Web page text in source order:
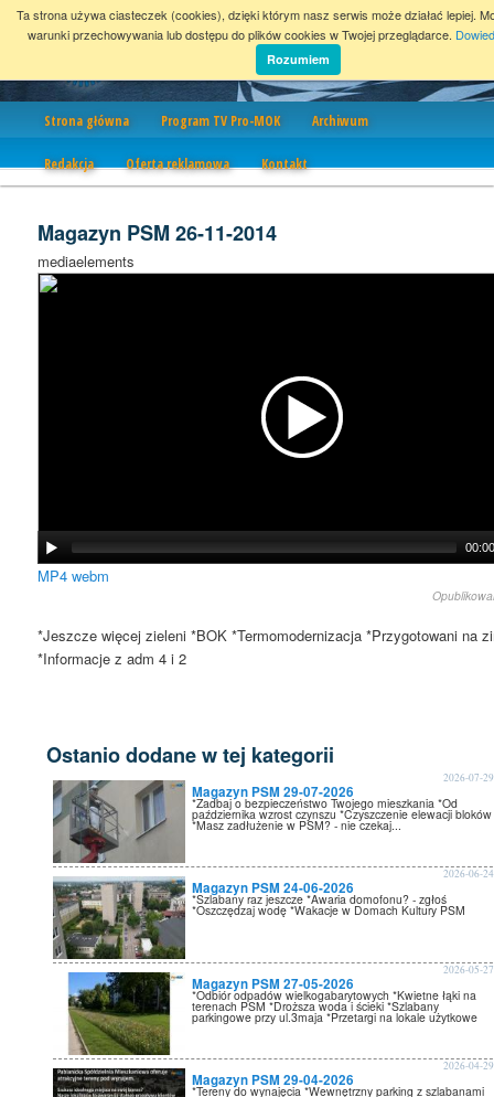
Strona główna Program TV Pro-MOK Archiwum
Redakcja Oferta reklamowa Kontakt
Magazyn PSM 26-11-2014
mediaelements
MP4 webm
*Jeszcze więcej zieleni *BOK *Termomodernizacja *Przygotowani na
*Informacje z adm 4 i 2
Ostanio dodane w tej kategorii
Magazyn PSM 29-07-2026
2026-07-29
*Zadbaj o bezpieczeństwo Twojego mieszkania *Od
października wzrost czynszu *Czyszczenie elewacji bloków
*Masz zadłużenie w PSM? - nie czekaj...
Magazyn PSM 24-06-2026
2026-06-24
*Szlabany raz jeszcze *Awaria domofonu? - zgłoś
*Oszczędzaj wodę *Wakacje w Domach Kultury PSM
Magazyn PSM 27-05-2026
2026-05-27
*Odbiór odpadów wielkogabarytowych *Kwietne łąki na
terenach PSM *Droższa woda i ścieki *Szlabany
parkingowe przy ul.3maja *Przetargi na lokale użytkowe
Magazyn PSM 29-04-2026
2026-04-29
*Tereny do wynajęcia *Wewnętrzny parking z szlabanami
Ta strona używa ciasteczek (cookies), dzięki którym nasz serwis może działać lepiej.
warunki przechowywania lub dostępu do plików cookies w Twojej przeglądarce.
Rozumiem